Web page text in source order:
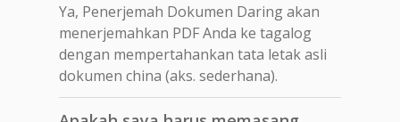
Ya, Penerjemah Dokumen Daring akan
menerjemahkan PDF Anda ke tagalog
dengan mempertahankan tata letak asli
dokumen china (aks. sederhana).